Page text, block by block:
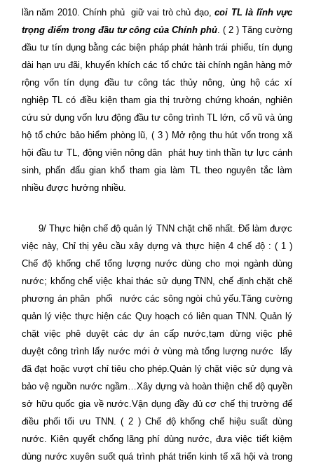
lần năm 2010. Chính phủ
giữ vai trò chủ đạo,coi TL là lĩnh vực
trọng điểm trong đầu tư công của Chính phủ. ( 2 ) Tăng cường
đầu tư tín dụng bằng các biện pháp phát hành trái phiếu, tín dụng
dài hạn ưu đãi, khuyến khích các tổ chức tài chính ngân hàng mở
rộng vốn tín dụng đầu tư công tác thủy nông, ủng hộ các xí
nghiệp TL có điều kiện tham gia thị trường chứng khoán, nghiên
cứu sử dụng vốn lưu động đầu tư công trình TL lớn, cổ vũ và ủng
hộ tổ chức bảo hiểm phòng lũ, ( 3 ) Mở rộng thu hút vốn trong xã
hội đầu tư TL, động viên nông dân phát huy tinh thần tự lực cánh
sinh, phấn đấu gian khổ tham gia làm TL theo nguyên tắc làm
nhiều được hưởng nhiều.
9/ Thực hiện chế độ quản lý TNN chặt chẽ nhất. Để làm được
việc này, Chỉ thị yêu cầu xây dựng và thực hiện 4 chế độ : ( 1 )
Chế độ khống chế tổng lượng nước dùng cho mọi ngành dùng
nước; khống chế việc khai thác sử dụng TNN, chế định chặt chẽ
phương án phân
phối
nước các sông ngòi chủ yếu.Tăng cường
quản lý việc thực hiện các Quy hoạch có liên quan TNN. Quản lý
chặt việc phê duyệt các dự án cấp nước,tạm dừng việc phê
duyệt công trình lấy nước mới ở vùng mà tổng lượng nước
lấy
đã đạt hoặc vượt chỉ tiêu cho phép.Quản lý chặt việc sử dụng và
bảo vệ nguồn nước ngầm…Xây dựng và hoàn thiện chế độ quyền
sở hữu quốc gia về nước.Vận dụng đầy đủ cơ chế thị trường để
điều phối tối ưu TNN. ( 2 ) Chế độ khống chế hiệu suất dùng
nước. Kiên quyết chống lãng phí dùng nước, đưa việc tiết kiệm
dùng nước xuyên suốt quá trình phát triển kinh tế xã hội và trong